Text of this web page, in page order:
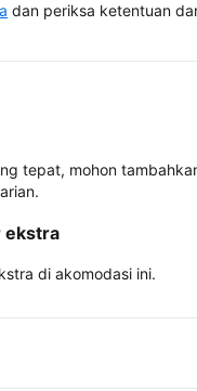
dan periksa ketentuan
tepat, mohon
ekstra
di akomodasi ini.